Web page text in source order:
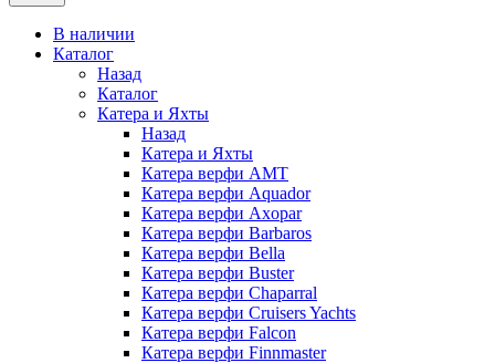
В наличии
Каталог
Назад
Каталог
Катера и Яхты
Назад
Катера и Яхты
Катера верфи AMT
Катера верфи Aquador
Катера верфи Axopar
Катера верфи Barbaros
Катера верфи Bella
Катера верфи Buster
Катера верфи Chaparral
Катера верфи Cruisers Yachts
Катера верфи Falcon
Катера верфи Finnmaster